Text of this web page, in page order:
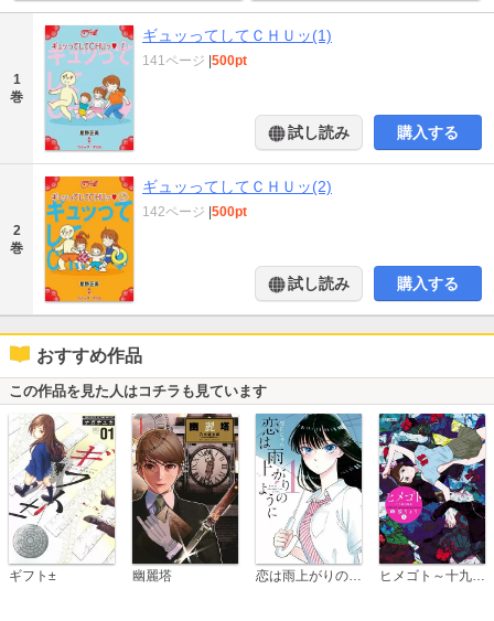
1
巻
ギュッってしてＣＨＵッ(1)
141ページ |500pt
試し読み 購入する
2
巻
ギュッってしてＣＨＵッ(2)
142ページ |500pt
試し読み 購入する
おすすめ作品
この作品を見た人はコチラも見ています
ギフト± 幽麗塔 ヒメゴト～十九歳の制服～